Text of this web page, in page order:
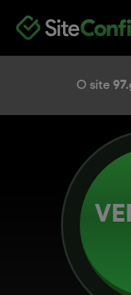
O site